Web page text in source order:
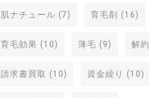
肌ナチュール (7) 育毛剤 (16)
育毛効果 (10) 薄毛 (9) 解約
請求書買取 (10) 資金繰り (10)